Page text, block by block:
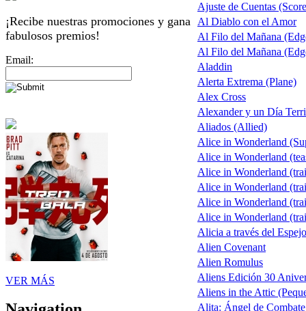
¡Recibe nuestras promociones y gana
fabulosos premios!
Email:
VER MÁS
Ajuste de Cuentas
Al Diablo con el Amor
Al Filo del Mañana
Al Filo del Mañana
Aladdin
Alerta Extrema (Plane)
Alex Cross
Alexander y un Día
Aliados (Allied)
Alice in Wonderland
Alice in Wonderland
Alice in Wonderland
Alice in Wonderland
Alice in Wonderland
Alice in Wonderland
Alicia a través del
Alien Covenant
Alien Romulus
Aliens Edición 30
Aliens in the Attic
Alita: Ángel de